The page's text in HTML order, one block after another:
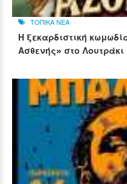
ΤΟΠΙΚΑ ΝΕΑ
Η ξεκαρδιστική
Ασθενής» στο Λουτράκι